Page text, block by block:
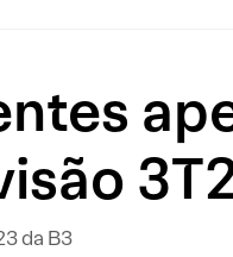
da B3